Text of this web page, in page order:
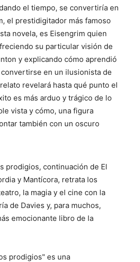
el tiempo, se convertiría en
el prestidigitador más famoso
novela, es Eisengrim quien
su particular visión de
y explicando cómo aprendió
en un ilusionista de
revelará hasta qué punto el
es más arduo y trágico de lo
vista y cómo, una figura
también con un oscuro
prodigios, continuación de El
y Mantícora, retrata los
la magia y el cine con la
de Davies y, para muchos,
emocionante libro de la
prodigios" es una